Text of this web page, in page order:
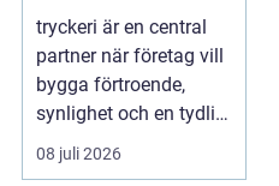
ditt företag
tryckeri är en central
partner när företag vill
bygga förtroende,
synlighet och en tydlig
profil i a...
08 juli 2026